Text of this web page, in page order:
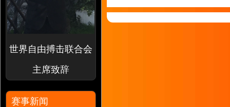
世界自由搏击联合会
主席致辞
赛事新闻